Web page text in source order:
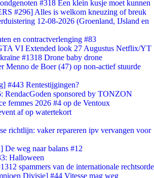
#318 Een klein kusje moet kunnen
#296] Alles is welkom kneuzing of breuk
12-08-2026 (Groenland, IJsland en
en contractverlenging #83
VI Extended look 27 Augustus Netflix/YT
#1318 Drone baby drone
Menno de Boer (47) op non-actief stuurde
#443 Rentestijgingen?
RendacGoden sponsored by TONZON
femmes 2026 #4 op de Ventoux
af op watertekort
richtlijn: vaker repareren ipv vervangen voor
weg naar balans #12
Halloween
spammers van de internationale rechtsorde
Divisie] #44 Vitesse mag weg